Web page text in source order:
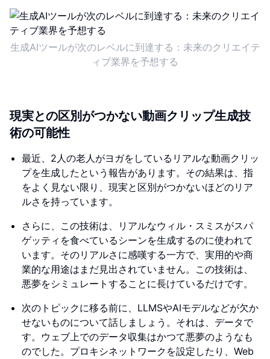
生成AIツールが次のレベルに到達する：未来のクリエイテ
ィブ業界を予想する
現実との区別がつかない動画クリップ生成技
術の可能性
最近、2人の老人がヨガをしているリアルな動画クリッ
プを生成したという報告があります。その結果は、指
をよく見ない限り、現実と区別がつかないほどのリア
ルさを持っています。
さらに、この技術は、リアルなウィル・スミスがスパ
ゲッティを食べているシーンを生成するのに使われて
います。そのリアルさに感嘆する一方で、実用的や商
業的な用途はまだ見出されていません。この技術は、
悪夢をシミュレートすることに長けているだけです。
次のトピックに移る前に、LLMSやAIモデルなどが欠か
せないものについて話しましょう。それは、データで
す。ウェブ上でのデータ収集はかつて悪夢のようなも
のでした。プロキシネットワークを設定したり、Web